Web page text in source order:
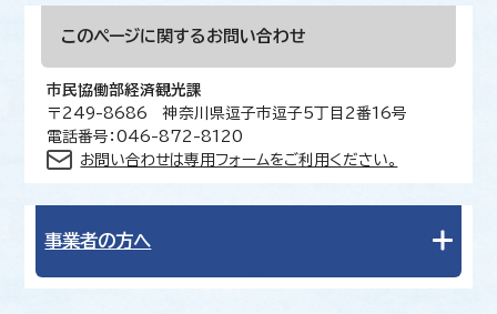
このページに関する お問い合わせ
市民協働部経済観光課
〒249-8686 神奈川県逗子市逗子5丁目2番16号
電話番号：046-872-8120
お問い合わせは専用フォームをご利用ください。
事業者の方へ